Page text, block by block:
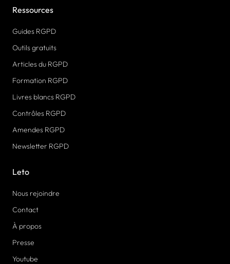
Ressources
Guides RGPD
Outils gratuits
Articles du RGPD
Formation RGPD
Livres blancs RGPD
Contrôles RGPD
Amendes RGPD
Newsletter RGPD
Leto
Nous rejoindre
Contact
À propos
Presse
Youtube